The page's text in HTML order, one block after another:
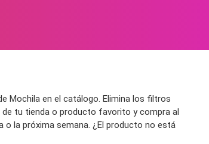
Mochila en el catálogo. Elimina los filtros
tu tienda o producto favorito y compra al
o la próxima semana. ¿El producto no está